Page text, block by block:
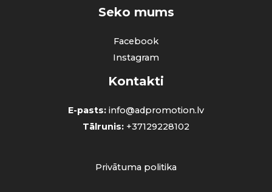
Seko mums
Facebook
Instagram
Kontakti
E-pasts: info@adpromotion.lv
Tālrunis: +37129228102
Privātuma politika